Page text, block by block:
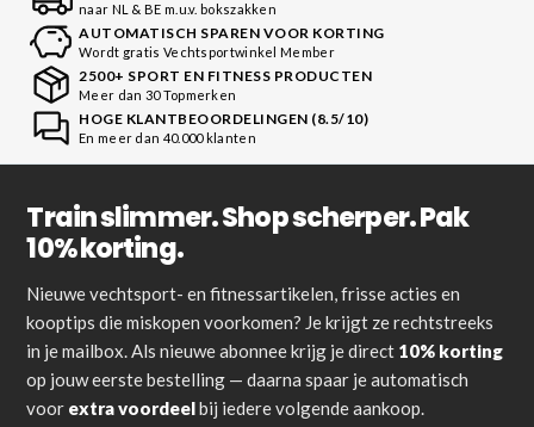
naar NL & BE m.u.v. bokszakken
AUTOMATISCH SPAREN VOOR KORTING
Wordt gratis Vechtsportwinkel Member
2500+ SPORT EN FITNESS PRODUCTEN
Meer dan 30 Topmerken
HOGE KLANTBEOORDELINGEN (8.5/10)
En meer dan 40.000 klanten
Train slimmer. Shop scherper. Pak
10% korting.
Nieuwe vechtsport- en fitnessartikelen, frisse acties en
kooptips die miskopen voorkomen? Je krijgt ze rechtstreeks
in je mailbox. Als nieuwe abonnee krijg je direct 10% korting
op jouw eerste bestelling — daarna spaar je automatisch
voor extra voordeelbij iedere volgende aankoop.